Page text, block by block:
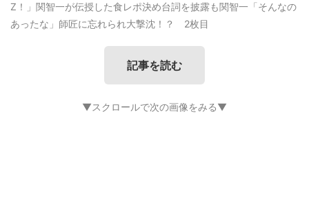
Z！」関智一が伝授した食レポ決め台詞を披露も関智一「そんなの
あったな」師匠に忘れられ大撃沈！？ 2枚目
記事を読む
▼スクロールで次の画像をみる▼